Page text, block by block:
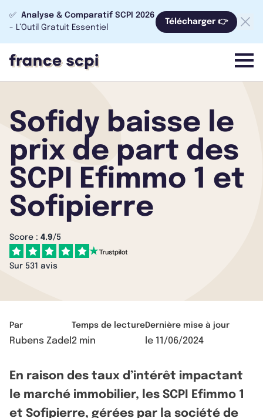
✅ Analyse & Comparatif SCPI 2026
- L’Outil Gratuit Essentiel
Télécharger 👉
menu
Sofidy baisse le
prix de part des
SCPI Efimmo 1 et
Sofipierre
Score : 4.9/5
Sur 531 avis
Par
Rubens Zadel
Temps de lecture
2 min
Dernière mise à jour
le 11/06/2024
En raison des taux d’intérêt impactant
le marché immobilier, les SCPI Efimmo 1
et Sofipierre, gérées par la société de